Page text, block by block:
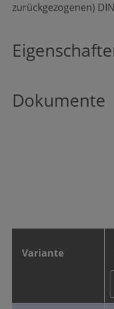
zurückgezogenen)
Dokumente
Variante